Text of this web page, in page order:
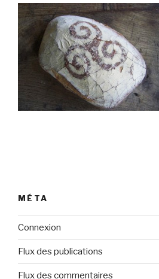
MÉTA
Connexion
Flux des publications
Flux des commentaires